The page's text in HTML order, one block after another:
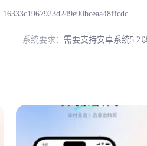
16333c1967923d249e90bceaa48ffcdc
系统要求： 需要支持安卓系统5.2